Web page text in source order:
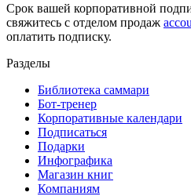
Срок вашей корпоративной
свяжитесь с отделом продаж
оплатить подписку.
Разделы
Библиотека саммари
Бот-тренер
Корпоративные календари
Подписаться
Подарки
Инфографика
Магазин книг
Компаниям